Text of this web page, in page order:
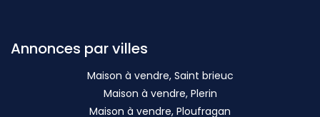
Annonces par villes
Maison à vendre, Saint brieuc
Maison à vendre, Plerin
Maison à vendre, Ploufragan